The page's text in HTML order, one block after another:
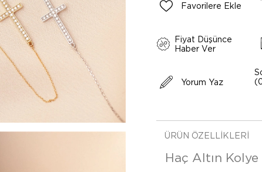
Favorilere Ekle
Fiyat Düşünce
Haber Ver
Yorum Yaz
ÜRÜN ÖZELLIKLERI
Haç Altın